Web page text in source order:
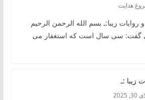
هدایت
و روایات زیبا:ـ بسم الله الرحمن الرحیم
سی سال است که استغفار می
زیبا :ـ
2025